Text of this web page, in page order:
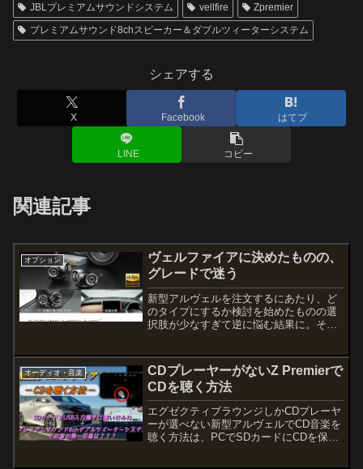
JBLプレミアムサウンドシステム
vellfire
Zpremier
プレミアムサウンド8chスピーカー＆ダブルツィーターシステム
シェアする
X Facebook はてブ
LINE コピー
関連記事
オプション
ヴェルファイアに決めたものの、
グレードで迷う
新型アルヴェルを注文するにあたり、ど
のタイプにするか検討を始めたものの選
択肢が少なすぎて逆に悩む結果に。その
を装着することを前提に「ヴェルファイ
ア Z Premier」に決定！
オーディオ・音楽
CDプレーヤーがないZ Premierで
CDを聴く方法
エグゼクティブラウンジしかCDプレーヤ
ーが選べない新型アルヴェルでCD音楽を
聴く方法は、PCでSDカードにCDを保存